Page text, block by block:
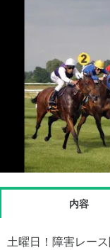
内容
土曜日！障害レー